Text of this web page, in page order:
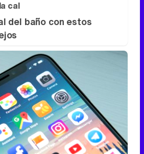
cal
del baño con estos